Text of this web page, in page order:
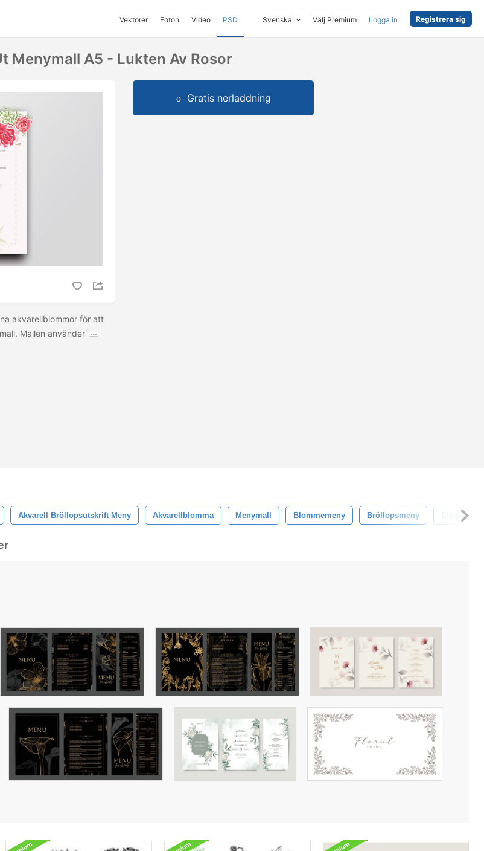
Vektorer Foton Video PSD Svenska Välj Premium Logga in Registrera sig
Menymall A5 - Lukten Av Rosor
akvarellblommor för att
Mallen använder
Gratis nerladdning
Akvarell Bröllopsutskrift Meny Akvarellblomma Menymall Blommemeny Bröllopsmeny Blommig